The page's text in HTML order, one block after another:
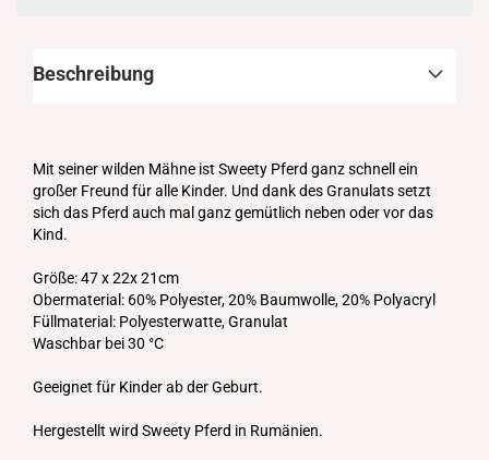
Beschreibung
Mit seiner wilden Mähne ist Sweety Pferd ganz schnell ein
großer Freund für alle Kinder. Und dank des Granulats setzt
sich das Pferd auch mal ganz gemütlich neben oder vor das
Kind.
Größe: 47 x 22x 21cm
Obermaterial: 60% Polyester, 20% Baumwolle, 20% Polyacryl
Füllmaterial: Polyesterwatte, Granulat
Waschbar bei 30 °C
Geeignet für Kinder ab der Geburt.
Hergestellt wird Sweety Pferd in Rumänien.